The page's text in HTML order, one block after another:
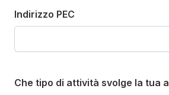
Indirizzo PEC
Che tipo di attività svolge la tua